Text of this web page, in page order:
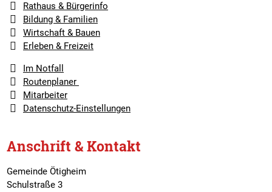
Rathaus & Bürgerinfo
Bildung & Familien
Wirtschaft & Bauen
Erleben & Freizeit
Im Notfall
Routenplaner
Mitarbeiter
Datenschutz-Einstellungen
Anschrift & Kontakt
Gemeinde Ötigheim
Schulstraße 3